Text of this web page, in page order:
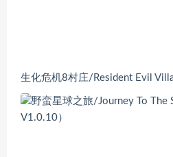
生化危机8村庄/Resident Evil